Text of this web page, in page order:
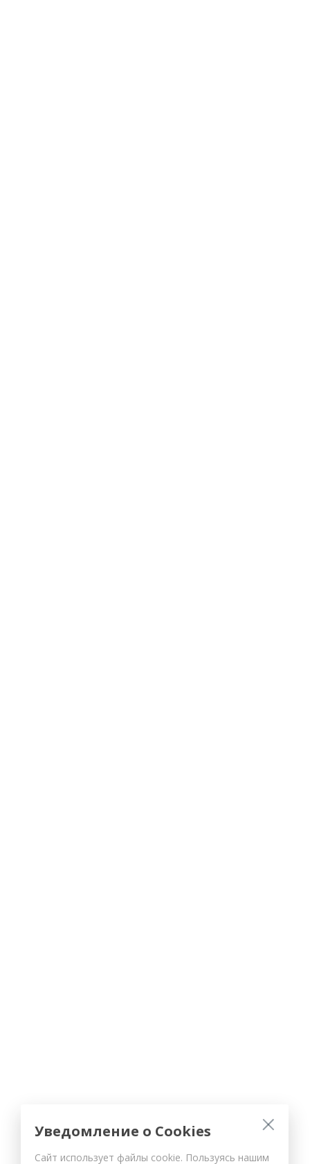
Уведомление о Cookies
Сайт использует файлы cookie. Пользуясь нашим